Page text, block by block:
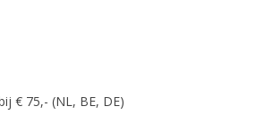
€ 75,- (NL, BE, DE)